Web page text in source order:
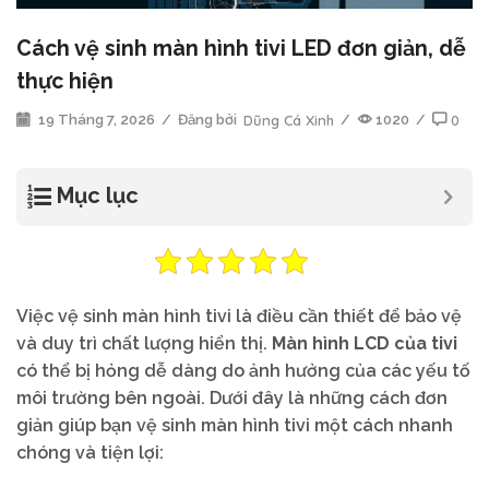
Cách vệ sinh màn hình tivi LED đơn giản, dễ
thực hiện
19 Tháng 7, 2026 / Đăng bởi Dũng Cá Xinh / 1020 / 0
Mục lục
Việc vệ sinh màn hình tivi là điều cần thiết để bảo vệ
và duy trì chất lượng hiển thị. Màn hình LCD của tivi
có thể bị hỏng dễ dàng do ảnh hưởng của các yếu tố
môi trường bên ngoài. Dưới đây là những cách đơn
giản giúp bạn vệ sinh màn hình tivi một cách nhanh
chóng và tiện lợi: